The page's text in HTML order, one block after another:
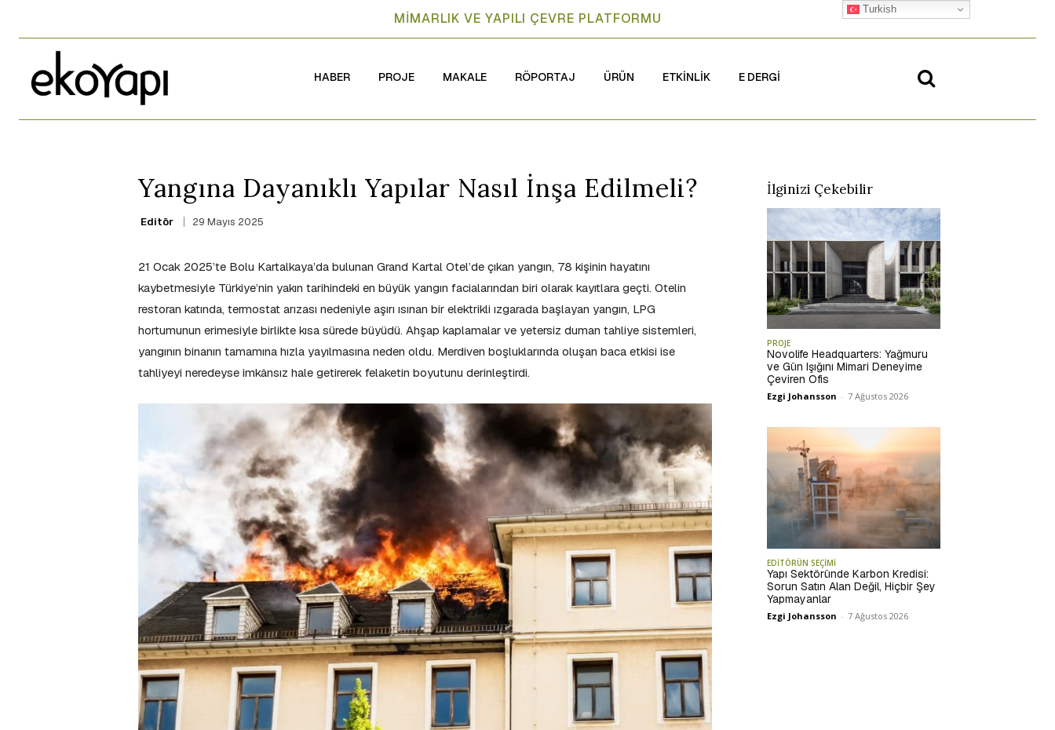
MİMARLIK VE YAPILI ÇEVRE PLATFORMU
HABER PROJE MAKALE RÖPORTAJ ÜRÜN ETKİNLİK E DERGİ
Yangına Dayanıklı Yapılar Nasıl İnşa Edilmeli?
Editör 29 Mayıs 2025
21 Ocak 2025’te Bolu Kartalkaya’da bulunan Grand Kartal Otel’de çıkan yangın, 78 kişinin hayatını
kaybetmesiyle Türkiye’nin yakın tarihindeki en büyük yangın facialarından biri olarak kayıtlara geçti. Otelin
restoran katında, termostat arızası nedeniyle aşırı ısınan bir elektrikli ızgarada başlayan yangın, LPG
hortumunun erimesiyle birlikte kısa sürede büyüdü. Ahşap kaplamalar ve yetersiz duman tahliye sistemleri,
yangının binanın tamamına hızla yayılmasına neden oldu. Merdiven boşluklarında oluşan baca etkisi ise
tahliyeyi neredeyse imkânsız hale getirerek felaketin boyutunu derinleştirdi.
İlginizi Çekebilir
PROJE
Novolife Headquarters: Yağmuru
ve Gün Işığını Mimari Deneyime
Çeviren Ofis
Ezgi Johansson - 7 Ağustos 2026
EDİTÖRÜN SEÇİMİ
Yapı Sektöründe Karbon Kredisi:
Sorun Satın Alan Değil, Hiçbir Şey
Yapmayanlar
Ezgi Johansson - 7 Ağustos 2026
Turkish